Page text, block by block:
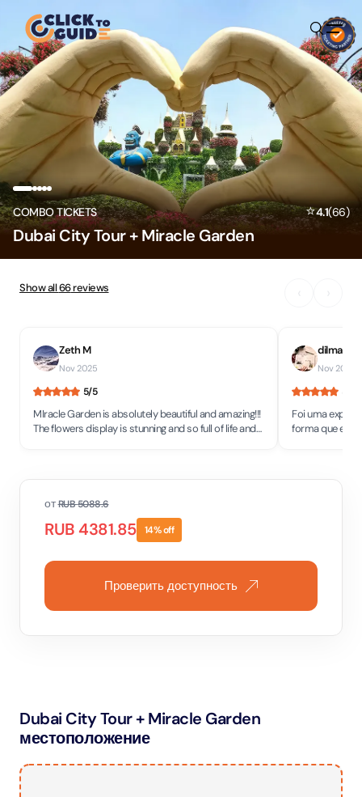
Skip to content
COMBO TICKETS ⭐4.1(66)
Dubai City Tour + Miracle Garden
Show all66reviews
Zeth M
Nov 2025
5/5
MIracle Garden is absolutely beautiful and amazing!!!
The flowers display is stunning and so full of life and
dilmacia
Nov 2025
Foi uma
forma que eles
Dubai City Tour + Miracle Garden
местоположение
отRUB5088.6
RUB4381.85 14% off
Проверить доступность